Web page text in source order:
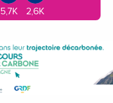
5,7K 2,6K